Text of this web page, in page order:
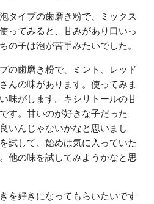
タイプの歯磨き粉で、ミックス
ってみると、甘みがあり口いっ
の子は泡が苦手みたいでした。
の歯磨き粉で、ミント、レッド
んの味があります。使ってみま
味がします。キシリトールの甘
す。甘いのが好きな子だった
いんじゃないかなと思いまし
試して、始めは気に入っていた
他の味を試してみようかなと思
を好きになってもらいたいです